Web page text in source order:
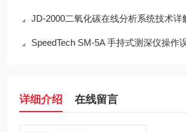
JD-2000二氧化碳在线分析系统技术详
SpeedTech SM-5A 手持式测深仪操作误差来源与
详细介绍 在线留言